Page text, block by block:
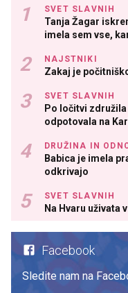
SVET SLAVNIH
Tanja Žagar
imela sem vse,
NAJSTNIKI
Zakaj je
SVET SLAVNIH
Po ločitvi
odpotovala na
DRUŽINA IN
Babica je imela
odkrivajo
SVET SLAVNIH
Na Hvaru uživata
Facebook
Sledite nam na